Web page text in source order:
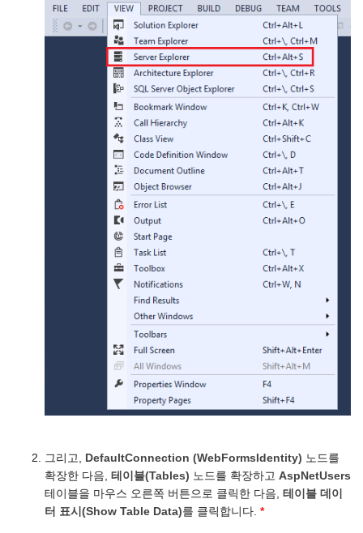
그리고, DefaultConnection (WebFormsIdentity) 노드를
확장한 다음, 테이블(Tables) 노드를 확장하고 AspNetUsers
테이블을 마우스 오른쪽 버튼으로 클릭한 다음, 테이블 데이
터 표시(Show Table Data)를 클릭합니다. *